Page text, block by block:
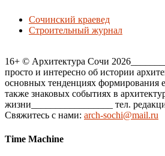
Сочинский краевед
Строительный журнал
16+ © Архитектура Сочи
просто и интересно об истории
основных тенденциях формирования
также знаковых событиях в
жизни_________________ тел.
Свяжитесь с нами: arch-sochi@mail.ru
Time Machine